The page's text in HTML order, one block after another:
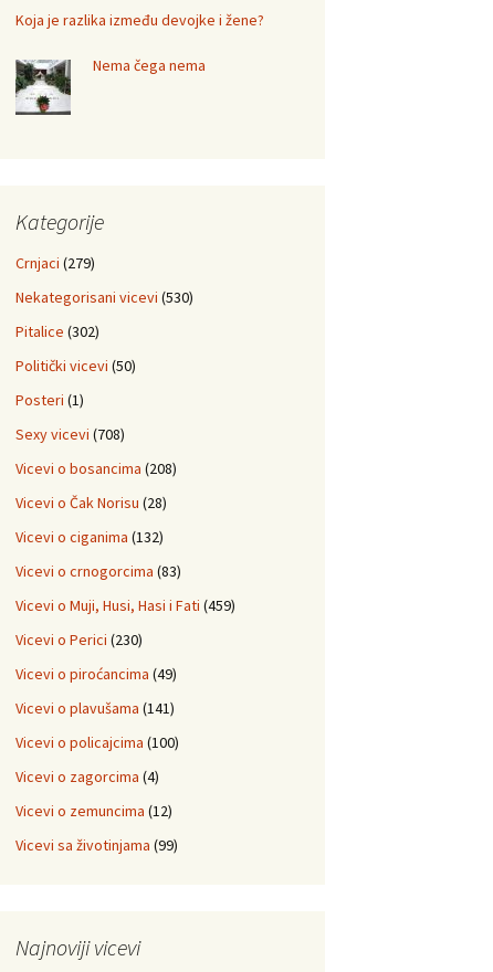
Koja je razlika između devojke i žene?
Nema čega nema
Kategorije
Crnjaci (279)
Nekategorisani vicevi (530)
Pitalice (302)
Politički vicevi (50)
Posteri (1)
Sexy vicevi (708)
Vicevi o bosancima (208)
Vicevi o Čak Norisu (28)
Vicevi o ciganima (132)
Vicevi o crnogorcima (83)
Vicevi o Muji, Husi, Hasi i Fati (459)
Vicevi o Perici (230)
Vicevi o piroćancima (49)
Vicevi o plavušama (141)
Vicevi o policajcima (100)
Vicevi o zagorcima (4)
Vicevi o zemuncima (12)
Vicevi sa životinjama (99)
Najnoviji vicevi